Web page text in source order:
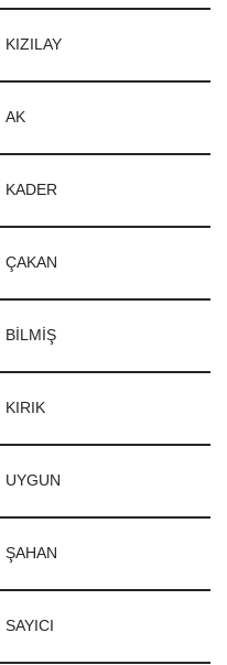
KIZILAY
AK
KADER
ÇAKAN
BİLMİŞ
KIRIK
UYGUN
ŞAHAN
SAYICI